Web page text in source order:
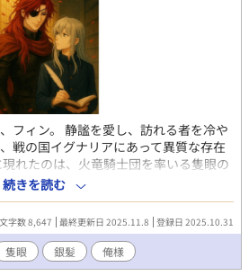
フィン。 静謐を愛し、訪れる者を冷や
戦の国イグナリアにあって異質な存在
れたのは、火竜騎士団を率いる隻眼の
とも呼ばれる男は、しかし本を読もう
文字をほとんど知らぬことが露わにな
も、フィンはしぶしぶ彼に読み書きを教
に豪快な王子と、灰のように熱を失っ
人のやり取りは、やがて互いの心に揺
えも左右していく。
続きを読む
文字数 8,647 最終更新日 2025.11.8 登録日 2025.10.31
隻眼 銀髪 俺様